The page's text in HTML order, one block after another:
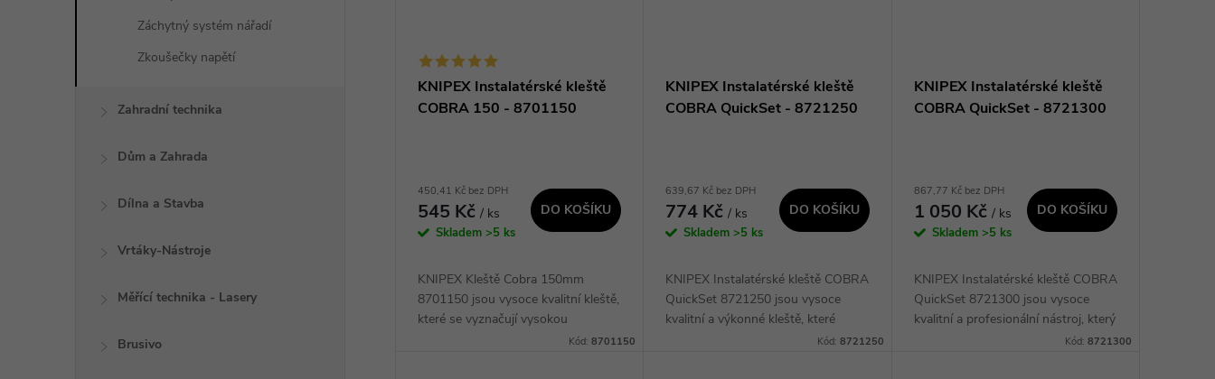
Záchytný systém nářadí
Zkoušečky napětí
Zahradní technika
Dům a Zahrada
Dílna a Stavba
Vrtáky-Nástroje
Měřící technika - Lasery
Brusivo
KNIPEX Instalatérské kleště
COBRA 150 - 8701150
450,41 Kč bez DPH
545 Kč / ks
Skladem >5 ks
DO KOŠÍKU
KNIPEX Kleště Cobra 150mm
8701150 jsou vysoce kvalitní kleště,
které se vyznačují vysokou
přesností a odolností. Díky svému
Kód:8701150
KNIPEX Instalatérské kleště
COBRA QuickSet - 8721250
639,67 Kč bez DPH
774 Kč/ ks
Skladem>5 ks
DO KOŠÍKU
KNIPEX Instalatérské kleště COBRA
QuickSet 8721250 jsou vysoce
kvalitní a výkonné kleště, které
umožňují rychlé a snadné nastavení
Kód: 8721250
KNIPEX Instalatérské kleště
COBRA QuickSet - 8721300
867,77 Kč bez DPH
1 050 Kč / ks
Skladem >5 ks
DO KOŠÍKU
KNIPEX Instalatérské kleště COBRA
QuickSet 8721300 jsou vysoce
kvalitní a profesionální nástroj, který
vám umožní rychle a snadno upravit
Kód: 8721300